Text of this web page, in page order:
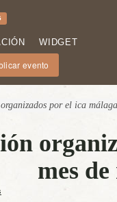
WIDGET
evento
por el ica
mes